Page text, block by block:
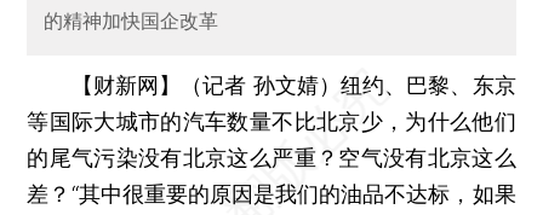
的精神加快国企改革
【财新网】（记者 孙文婧） 纽约、巴黎、东京
等国际大城市的汽车数量不比北京少，为什么他们
的尾气污染没有北京这么严重？空气没有北京这么
差？“其中很重要的原因是我们的油品不达标，如果